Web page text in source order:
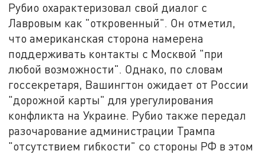
Рубио охарактеризовал свой диалог с
Лавровым как "откровенный". Он отметил,
что американская сторона намерена
поддерживать контакты с Москвой "при
любой возможности". Однако, по словам
госсекретаря, Вашингтон ожидает от России
"дорожной карты" для урегулирования
конфликта на Украине. Рубио также передал
разочарование администрации Трампа
"отсутствием гибкости" со стороны РФ в этом